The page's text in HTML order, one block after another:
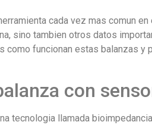
cada vez mas comun
sino tambien otros datos
como funcionan estas balanzas y
con
tecnologia llamada